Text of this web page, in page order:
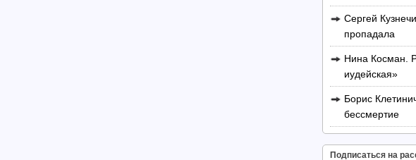
Сергей
пропадала
Нина Косман.
иудейская»
Борис
бессмертие
Подписаться на